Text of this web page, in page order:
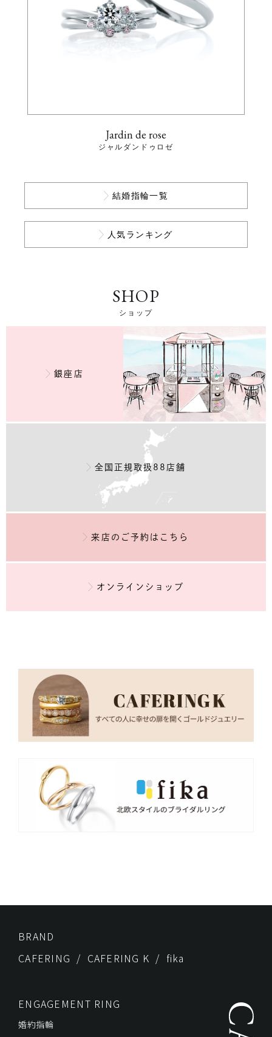
Jardin de rose
ジャルダンドゥロゼ
結婚指輪一覧
人気ランキング
SHOP
ショップ
銀座店
全国正規取扱88店舗
来店のご予約 はこちら
オンラインショップ
BRAND
CAFERING
CAFERING K fika
ENGAGEMENT RING
婚約指輪